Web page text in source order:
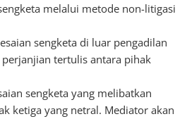
melalui metode non-litigasi
sengketa di luar pengadilan
tertulis antara pihak
sengketa yang melibatkan
ketiga yang netral. Mediator akan